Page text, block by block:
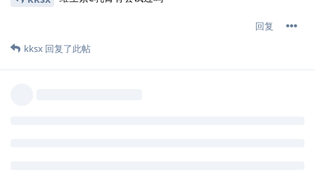
回复
kksx 回复了此帖